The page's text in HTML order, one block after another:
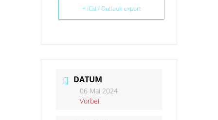
+ iCal / Outlook export
DATUM
06 Mai 2024
Vorbei!